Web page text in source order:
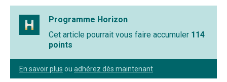
Programme Horizon
Cet article pourrait vous faire accumuler 114
points
En savoir plus ou adhérez dès maintenant